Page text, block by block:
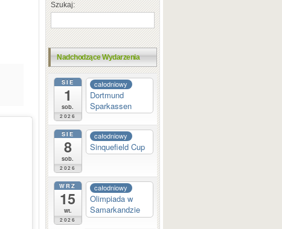
Szukaj:
Nadchodzące Wydarzenia
SIE
1
sob.
2026
całodniowy
Dortmund
Sparkassen
SIE
8
sob.
2026
całodniowy
Sinquefield Cup
WRZ
15
wt.
2026
całodniowy
Olimpiada w
Samarkandzie